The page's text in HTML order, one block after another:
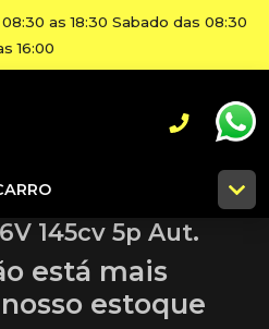
as 18:30 Sabado das 08:30
16:00
145cv 5p Aut.
está mais
estoque